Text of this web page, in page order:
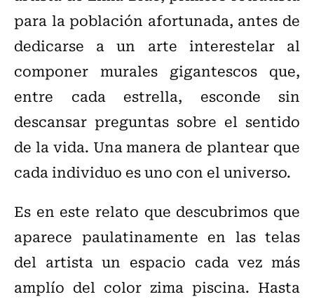
para la población afortunada, antes de
dedicarse a un arte interestelar al
componer murales gigantescos que,
entre cada estrella, esconde sin
descansar preguntas sobre el sentido
de la vida. Una manera de plantear que
cada individuo es uno con el universo.
Es en este relato que descubrimos que
aparece paulatinamente en las telas
del artista un espacio cada vez más
amplío del color zima piscina. Hasta